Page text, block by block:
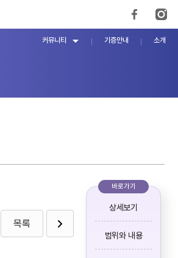
커뮤니티 기증안내 소개
목록
바로가기
상세보기
범위와 내용